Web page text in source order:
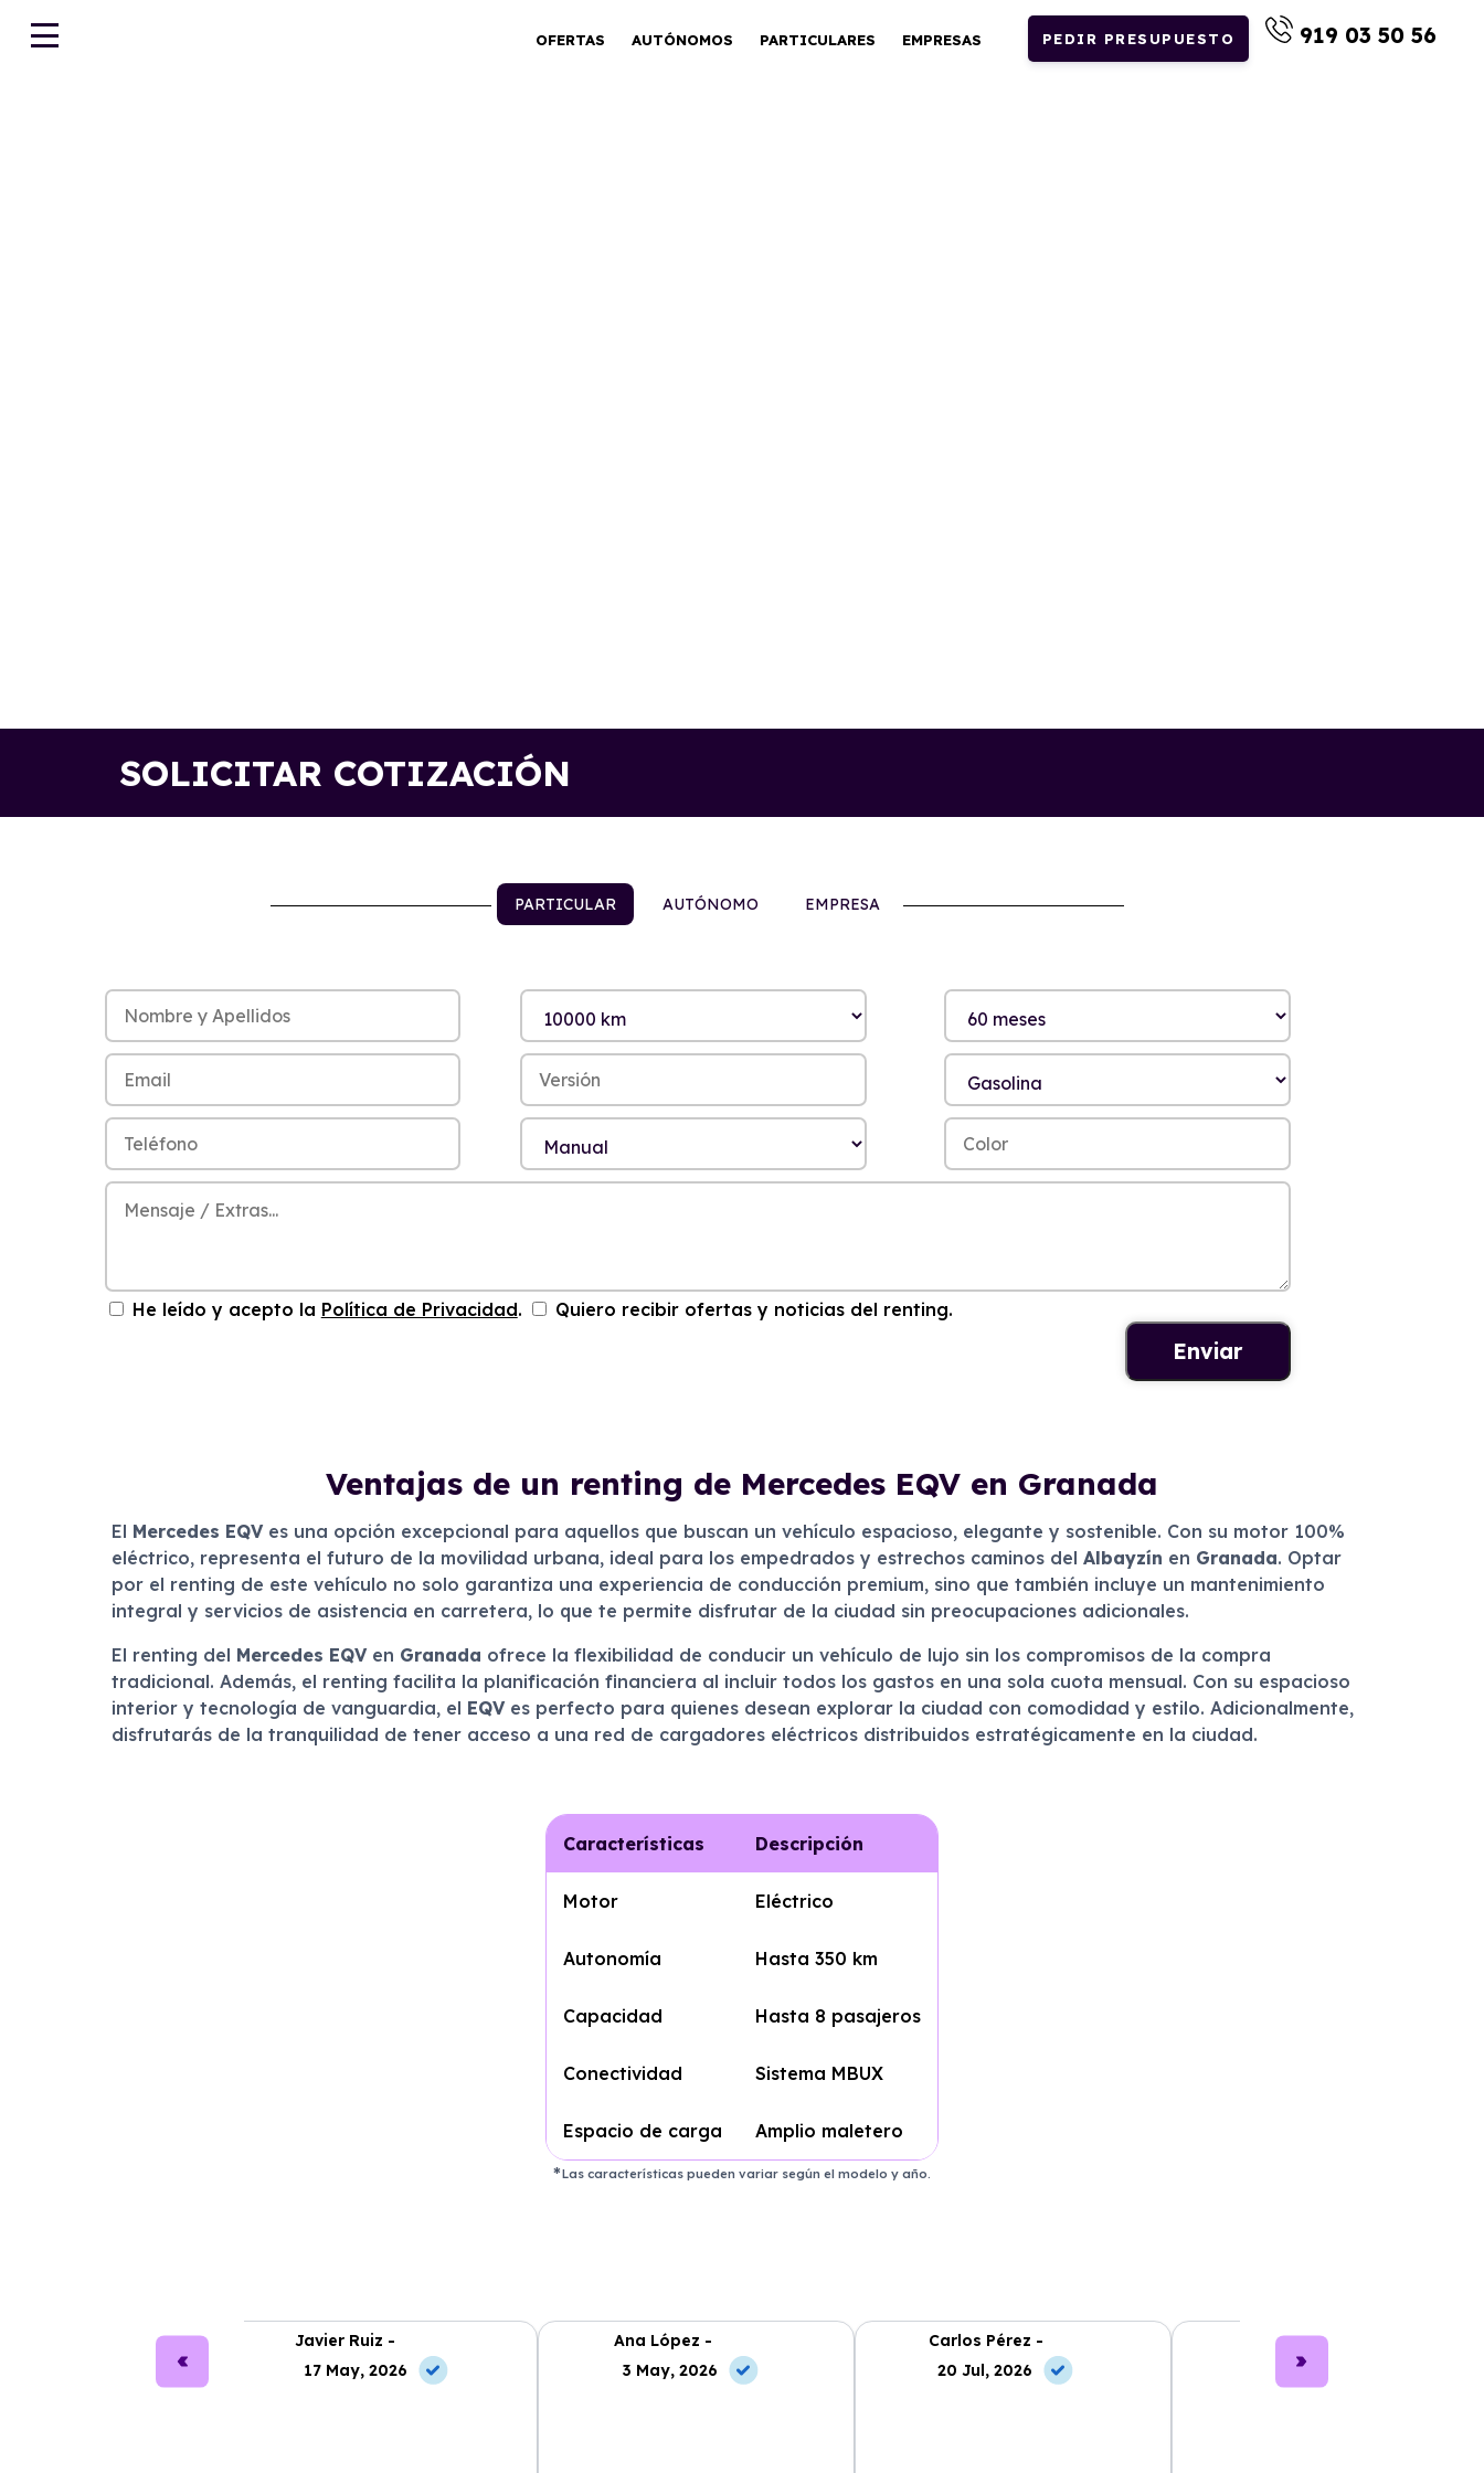
OFERTAS AUTÓNOMOS PARTICULARES EMPRESAS PEDIR PRESUPUESTO 919 03 50 56
SOLICITAR COTIZACIÓN
PARTICULAR AUTÓNOMO EMPRESA
He leído y acepto la Política de Privacidad. Quiero recibir ofertas y noticias del renting.
Ventajas de un renting de Mercedes EQV en Granada
El Mercedes EQVes una opción excepcional para aquellos que buscan un vehículo espacioso, elegante y sostenible. Con su motor 100%
eléctrico, representa el futuro de la movilidad urbana, ideal para los empedrados y estrechos caminos del Albayzín en Granada. Optar
por el renting de este vehículo no solo garantiza una experiencia de conducción premium, sino que también incluye un mantenimiento
integral y servicios de asistencia en carretera, lo que te permite disfrutar de la ciudad sin preocupaciones adicionales.
El renting del Mercedes EQVen Granada ofrece la flexibilidad de conducir un vehículo de lujo sin los compromisos de la compra
tradicional. Además, el renting facilita la planificación financiera al incluir todos los gastos en una sola cuota mensual. Con su espacioso
interior y tecnología de vanguardia, el EQVes perfecto para quienes desean explorar la ciudad con comodidad y estilo. Adicionalmente,
disfrutarás de la tranquilidad de tener acceso a una red de cargadores eléctricos distribuidos estratégicamente en la ciudad.
Características Descripción
Motor Eléctrico
Autonomía Hasta 350 km
Capacidad Hasta 8 pasajeros
Conectividad Sistema MBUX
Espacio de carga Amplio maletero
Las características pueden variar según el modelo y año.
Javier Ruiz -
17 May, 2026
Ana López -
3 May, 2026
Carlos Pérez -
20 Jul, 2026
Lucía García -
10 May, 2026